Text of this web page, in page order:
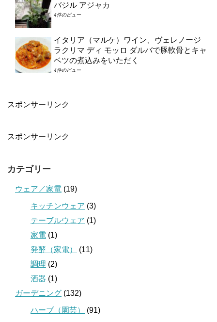
バジル アジャカ
4件のビュー
イタリア（マルケ）ワイン、ヴェレノージ
ラクリマ ディ モッロ ダルバで豚軟骨とキャ
ベツの煮込みをいただく
4件のビュー
スポンサーリンク
スポンサーリンク
カテゴリー
ウェア／家電 (19)
キッチンウェア (3)
テーブルウェア (1)
家電 (1)
発酵（家電）
(11)
調理 (2)
酒器 (1)
ガーデニング (132)
ハーブ（園芸） (91)